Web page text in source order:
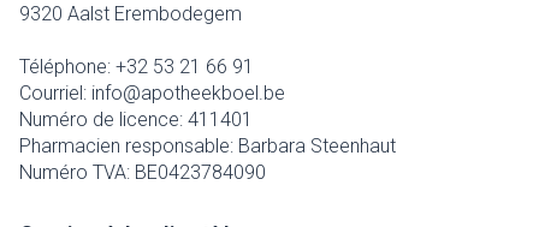
9320 Aalst Erembodegem
Téléphone: +32 53 21 66 91
Courriel: info@apotheekboel.be
Numéro de licence: 411401
Pharmacien responsable: Barbara Steenhaut
Numéro TVA: BE0423784090